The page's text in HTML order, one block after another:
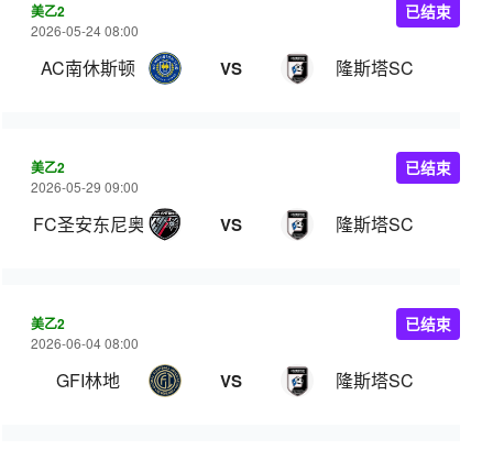
美乙2
2026-05-24 08:00
AC南休斯顿 VS 隆斯塔SC
已结束
美乙2
2026-05-29 09:00
FC圣安东尼奥B队 VS 隆斯塔SC
已结束
美乙2
2026-06-04 08:00
GFI林地 VS 隆斯塔SC
已结束